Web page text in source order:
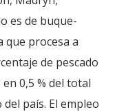
es de buque-
procesa a
de pescado
0,5 % del total
país. El empleo